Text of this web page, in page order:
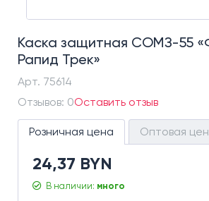
Каска защитная СОМЗ-55
Рапид Трек»
Арт. 75614
Отзывов: 0Оставить отзыв
Розничная цена Оптовая
24,37 BYN
В наличии: много